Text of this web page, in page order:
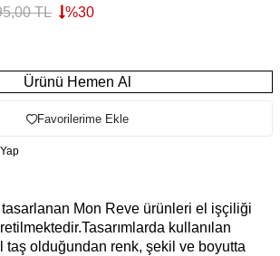
TL %30
Ürünü Hemen Al
Favorilerime Ekle
tasarlanan Mon Reve ürünleri el işçiliği
kullanılan
taş olduğundan renk, şekil ve boyutta